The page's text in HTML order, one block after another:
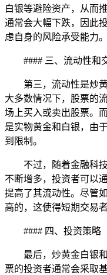
白银等避险资产，从而
通常会大幅下跌，因此
虑自身的风险承受能力。
#### 三、流动性和
第三，流动性是炒
大多数情况下，股票的
场上买入或卖出股票。
是实物黄金和白银，由
到限制。
不过，随着金融科
不断增多，投资者可以
提高了其流动性。尽管
高的，这使得短期交易
#### 四、投资策略
最后，炒黄金白银
票的投资者通常会采取